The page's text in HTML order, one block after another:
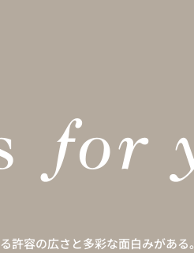
許容の広さと多彩な面白みがある。